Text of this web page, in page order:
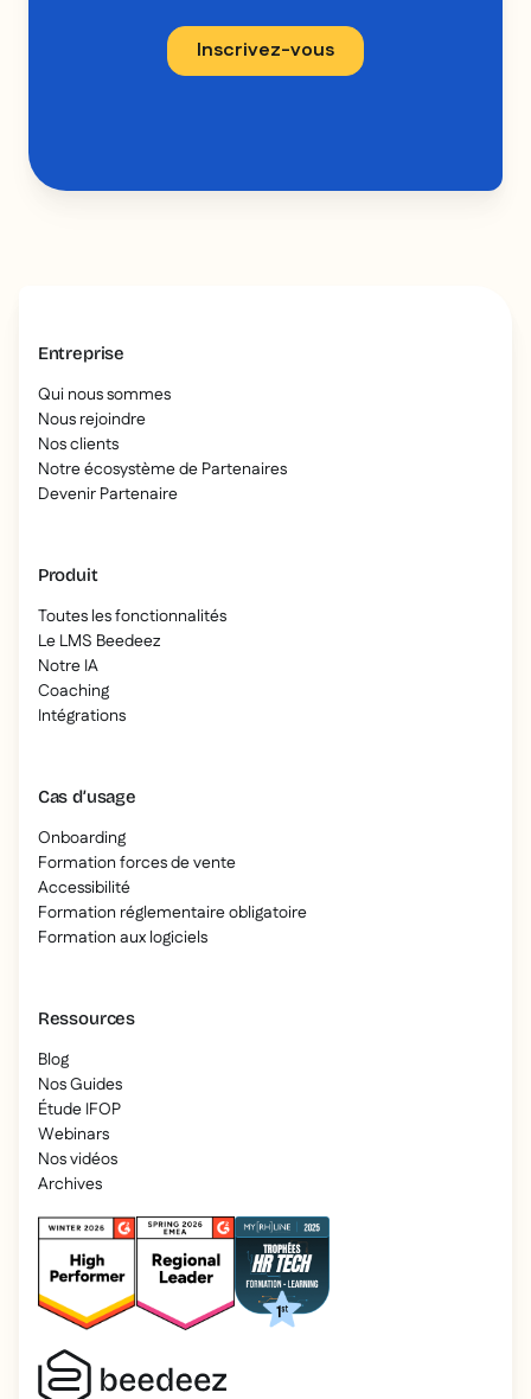
Entreprise
Qui nous sommes
Nous rejoindre
Nos clients
Notre écosystème de Partenaires
Devenir Partenaire
Produit
Toutes les fonctionnalités
Le LMS Beedeez
Notre IA
Coaching
Intégrations
Cas d’usage
Onboarding
Formation forces de vente
Accessibilité
Formation réglementaire obligatoire
Formation aux logiciels
Ressources
Blog
Nos Guides
Étude IFOP
Webinars
Nos vidéos
Archives